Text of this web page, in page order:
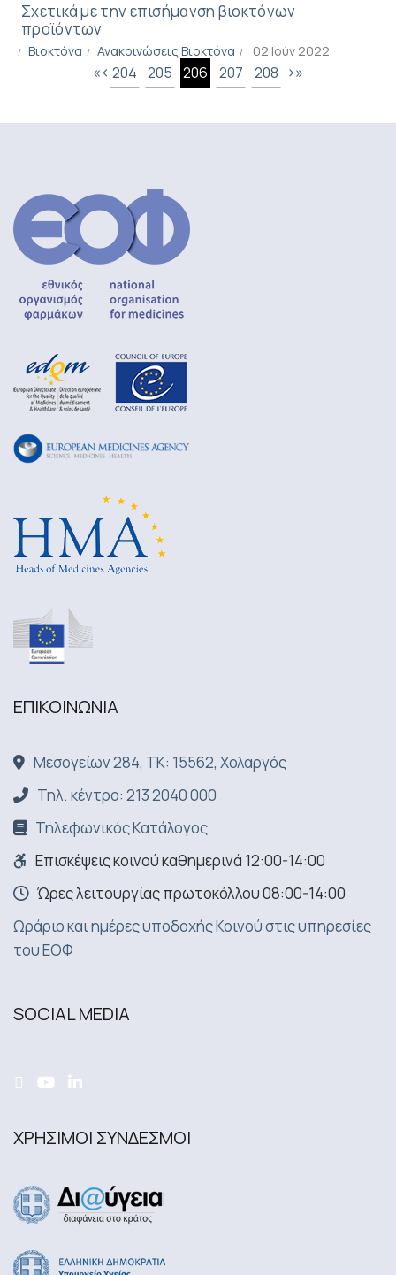
Σχετικά με την επισήμανση βιοκτόνων
προϊόντων
Βιοκτόνα Ανακοινώσεις Βιοκτόνα 02 Ιούν 2022
«‹ 204 205 206 207 208 ›»
ΕΠΙΚΟΙΝΩΝΙA
Μεσογείων 284, ΤΚ: 15562, Χολαργός
Τηλ. κέντρο: 213 2040 000
Τηλεφωνικός Κατάλογος
Επισκέψεις κοινού καθημερινά 12:00-14:00
Ώρες λειτουργίας πρωτοκόλλου 08:00-14:00
Ωράριο και ημέρες υποδοχής Κοινού στις υπηρεσίες
του ΕΟΦ
SOCIAL MEDIA
ΧΡΗΣΙΜΟΙ ΣΥΝΔΕΣΜΟΙ